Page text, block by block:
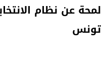
لمحة عن نظام
تونس